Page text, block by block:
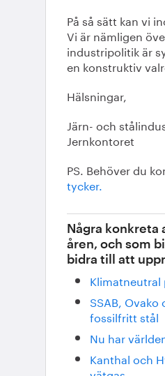
På så sätt kan vi
Vi är nämligen
industripolitik är
en konstruktiv
Hälsningar,
Järn- och
Jernkontoret
PS. Behöver du
tycker.
Några
åren, och som
bidra till att
SSAB,
fossilfritt stål
Nu har
Kanthal och